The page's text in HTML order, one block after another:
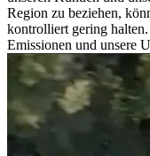
Region zu beziehen,
kontrolliert gering
Emissionen und unsere